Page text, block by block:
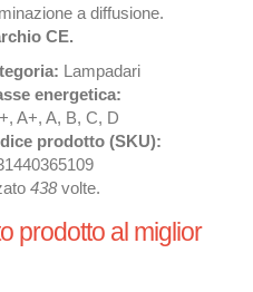
a diffusione.
CE.
Lampadari
energetica:
A+, A, B, C, D
prodotto (SKU):
438volte.
prodotto al miglior